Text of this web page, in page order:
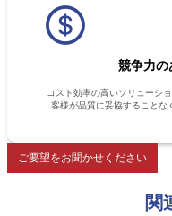
競争力の
コスト効率の高いソリューシ
客様が品質に妥協することな
ご要望をお聞かせください
関